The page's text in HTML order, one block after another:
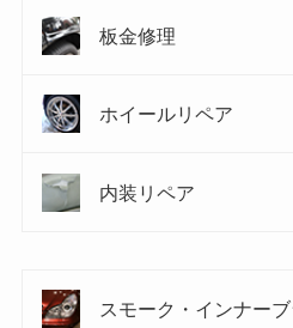
板金修理
ホイールリペア
内装リペア
スモーク・インナー